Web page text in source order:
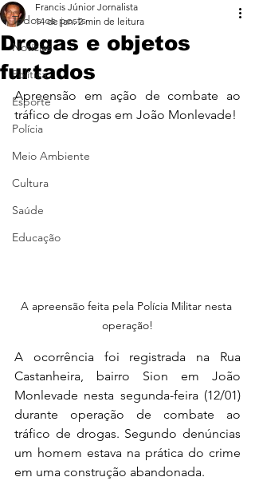
Todos os posts
Notícias
Política
Esporte
Polícia
Meio Ambiente
Cultura
Saúde
Educação
Drogas e objetos
furtados
Francis Júnior Jornalista
14 de jan. 2 min de leitura
Apreensão em ação de combate ao
tráfico de drogas em João Monlevade!
A apreensão feita pela Polícia Militar nesta
operação!
A ocorrência foi registrada na Rua
Castanheira, bairro Sion em João
Monlevade nesta segunda-feira (12/01)
durante operação de combate ao
tráfico de drogas. Segundo denúncias
um homem estava na prática do crime
em uma construção abandonada.